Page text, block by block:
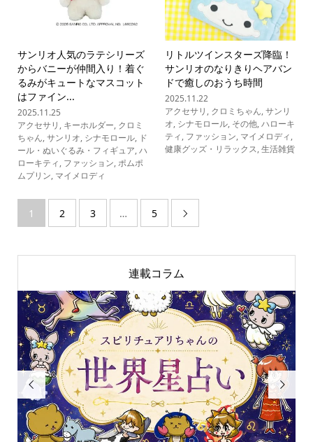
サンリオ人気のラテシリーズ
からバニーが仲間入り！着ぐ
るみがキュートなマスコット
はファイン...
2025.11.25
アクセサリ , キーホルダー, クロミ
ちゃん,サンリオ, シナモロール, ド
ール・ぬいぐるみ・フィギュア,ハ
ローキティ, ファッション,ポムポ
ムプリン, マイメロディ
リトルツインスターズ降臨！
サンリオのなりきりヘアバン
ドで癒しのおうち時間
2025.11.22
アクセサリ , クロミちゃん,サンリ
オ, シナモロール, その他,ハローキ
ティ, ファッション, マイメロディ,
健康グッズ・リラックス,生活雑貨
1 2 3 … 5 
連載コラム
 